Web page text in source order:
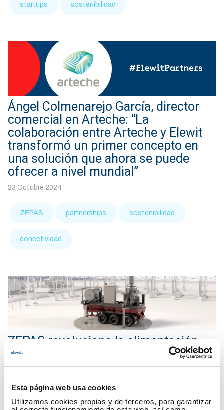
Esta página web usa cookies
Utilizamos cookies propias y de terceros, para garantizar
startups sostenibilidad
Ángel Colmenarejo García, director
comercial en Arteche: “La
colaboración entre Arteche y Elewit
transformó un primer concepto en
una solución que ahora se puede
ofrecer a nivel mundial”
23 Octubre 2024
ZEPAS partnerships sostenibilidad
conectividad
ZEPAS revoluciona la alimentación
auxiliar de subestaciones eléctricas
con eficiencia y sostenibilidad
14 Octubre 2024
ElewitLAB partnerships proyectos